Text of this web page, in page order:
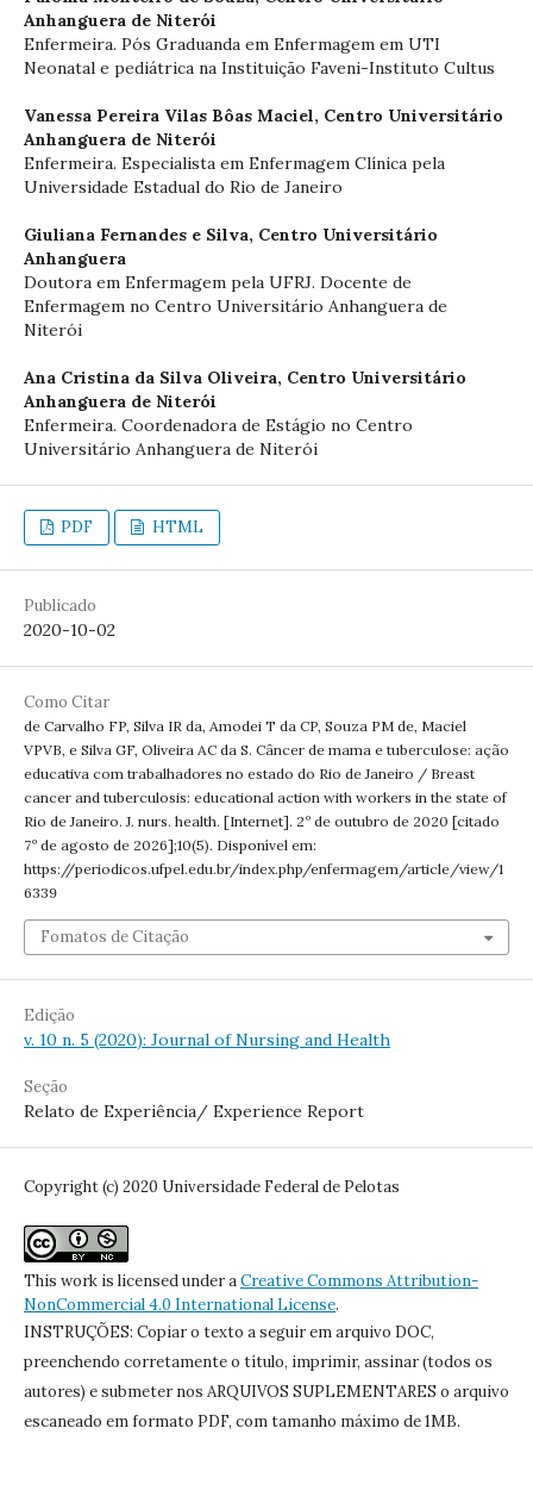
Anhanguera de Niterói
Enfermeira. Pós Graduanda em Enfermagem em UTI
Neonatal e pediátrica na Instituição Faveni-Instituto Cultus
Vanessa Pereira Vilas Bôas Maciel, Centro Universitário
Anhanguera de Niterói
Enfermeira. Especialista em Enfermagem Clínica pela
Universidade Estadual do Rio de Janeiro
Giuliana Fernandes e Silva, Centro Universitário
Anhanguera
Doutora em Enfermagem pela UFRJ. Docente de
Enfermagem no Centro Universitário Anhanguera de
Niterói
Ana Cristina da Silva Oliveira, Centro Universitário
Anhanguera de Niterói
Enfermeira. Coordenadora de Estágio no Centro
Universitário Anhanguera de Niterói
PDF HTML
Publicado
2020-10-02
Como Citar
de Carvalho FP, Silva IR da, Amodei T da CP, Souza PM de, Maciel
VPVB, e Silva GF, Oliveira AC da S. Câncer de mama e tuberculose: ação
educativa com trabalhadores no estado do Rio de Janeiro / Breast
cancer and tuberculosis: educational action with workers in the state of
Rio de Janeiro. J. nurs. health. [Internet]. 2º de outubro de 2020 [citado
7º de agosto de 2026];10(5). Disponível em:
https://periodicos.ufpel.edu.br/index.php/enfermagem/article/view/1
6339
Fomatos de Citação
Edição
v. 10 n. 5 (2020): Journal of Nursing and Health
Seção
Relato de Experiência/ Experience Report
Copyright (c) 2020 Universidade Federal de Pelotas
This work is licensed under aCreative Commons Attribution-
NonCommercial 4.0 International License.
INSTRUÇÕES: Copiar o texto a seguir em arquivo DOC,
preenchendo corretamente o título, imprimir, assinar (todos os
autores) e submeter nos ARQUIVOS SUPLEMENTARES o arquivo
escaneado em formato PDF, com tamanho máximo de 1MB.